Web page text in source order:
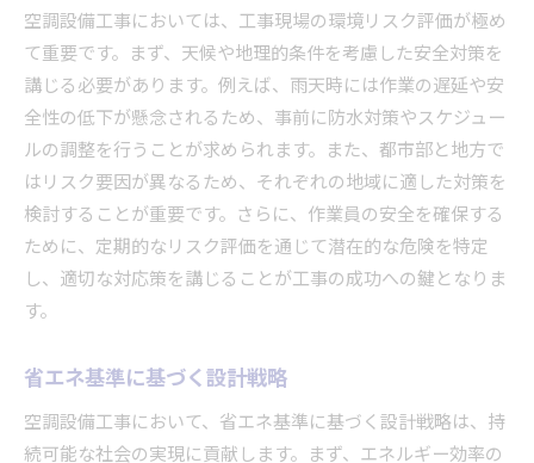
地域イベントを通じた空調設備の普及啓発
空調設備工事においては、工事現場の環境リスク評価が極め
て重要です。まず、天候や地理的条件を考慮した安全対策を
講じる必要があります。例えば、雨天時には作業の遅延や安
全性の低下が懸念されるため、事前に防水対策やスケジュー
ルの調整を行うことが求められます。また、都市部と地方で
はリスク要因が異なるため、それぞれの地域に適した対策を
検討することが重要です。さらに、作業員の安全を確保する
ために、定期的なリスク評価を通じて潜在的な危険を特定
し、適切な対応策を講じることが工事の成功への鍵となりま
す。
省エネ基準に基づく設計戦略
空調設備工事において、省エネ基準に基づく設計戦略は、持
続可能な社会の実現に貢献します。まず、エネルギー効率の